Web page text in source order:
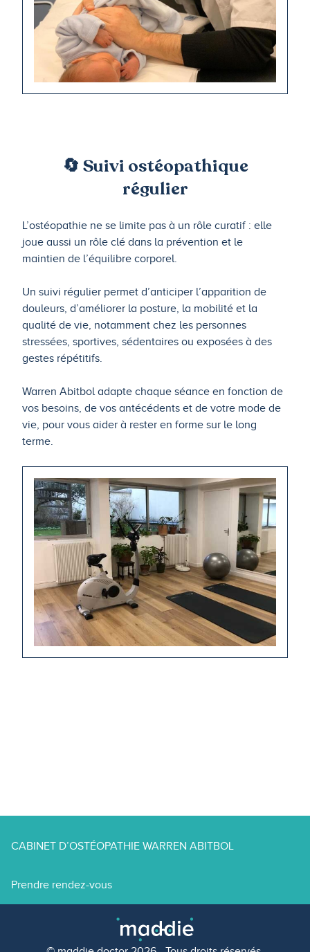
🔄 Suivi ostéopathique
régulier
L’ostéopathie ne se limite pas à un rôle curatif : elle
joue aussi un rôle clé dans la prévention et le
maintien de l’équilibre corporel.
Un suivi régulier permet d’anticiper l’apparition de
douleurs, d’améliorer la posture, la mobilité et la
qualité de vie, notamment chez les personnes
stressées, sportives, sédentaires ou exposées à des
gestes répétitifs.
Warren Abitbol adapte chaque séance en fonction de
vos besoins, de vos antécédents et de votre mode de
vie, pour vous aider à rester en forme sur le long
terme.
CABINET D’OSTÉOPATHIE WARREN ABITBOL
Prendre rendez-vous